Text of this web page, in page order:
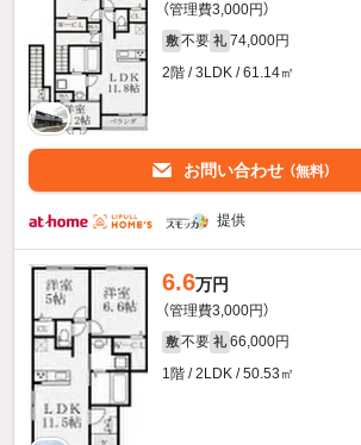
（管理費3,000円）
敷 不要 礼 74,000円
2階 / 3LDK / 61.14㎡
お問い合わせ （無料）
提供
6.6万円
（管理費3,000円）
敷 不要 礼 66,000円
1階 / 2LDK / 50.53㎡